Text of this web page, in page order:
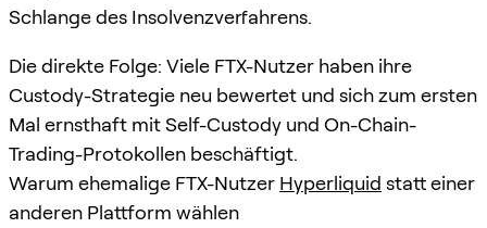
Schlange des Insolvenzverfahrens.
Die direkte Folge: Viele FTX-Nutzer haben ihre
Custody-Strategie neu bewertet und sich zum ersten
Mal ernsthaft mit Self-Custody und On-Chain-
Trading-Protokollen beschäftigt.
Warum ehemalige FTX-Nutzer Hyperliquid statt einer
anderen Plattform wählen